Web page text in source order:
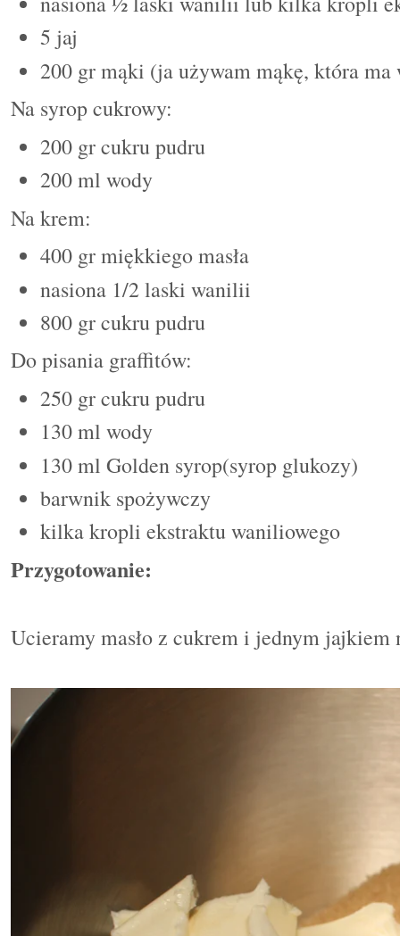
5 jaj
200 grmąki (ja używam mąkę, która ma
Na syrop cukrowy:
200 grcukru pudru
200 ml wody
Na krem:
400 gr miękkiego masła
nasiona 1/2 laski wanilii
800 gr cukru pudru
Do pisania graffitów:
250 gr cukru pudru
130 ml wody
130 ml Golden syrop(syrop glukozy)
barwnik spożywczy
kilka kropli ekstraktu waniliowego
Przygotowanie:
Ucieramy masło z cukrem i jednym jajkiem